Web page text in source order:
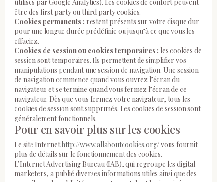
utilisés par Google Analytics). Les cookies de confort peuvent
être des first party ou third party cookies.
Cookies permanents : restent présents sur votre disque dur
pour une longue durée prédéfinie ou jusqu’à ce que vous les
effaciez.
Cookies de session ou cookies temporaires : les cookies de
session sont temporaires. Ils permettent de simplifier vos
manipulations pendant une session de navigation. Une session
de navigation commence quand vous ouvrez l’écran du
navigateur et se termine quand vous fermez l’écran de ce
navigateur. Dès que vous fermez votre navigateur, tous les
cookies de session sont supprimés. Les cookies de session sont
généralement fonctionnels.
Pour en savoir plus sur les cookies
Le site Internethttp://www.allaboutcookies.org/ vous fournit
plus de détails sur le fonctionnement des cookies.
L’Internet Advertising Bureau (IAB), qui regroupe les digital
marketers, a publié diverses informations utiles ainsi que des